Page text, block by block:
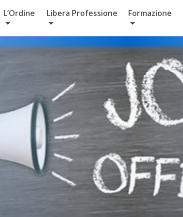
L’Ordine Libera Professione Formazione